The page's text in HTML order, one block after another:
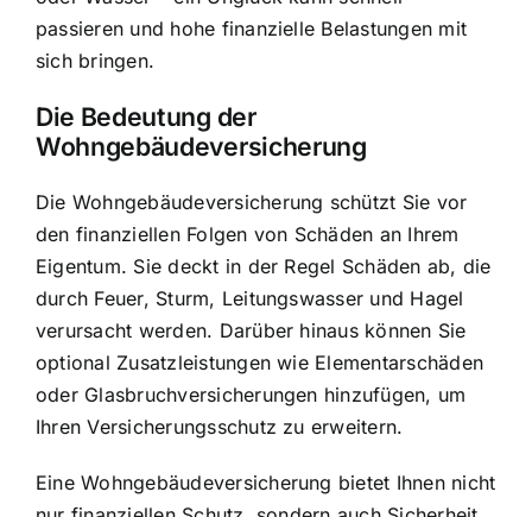
passieren und hohe finanzielle Belastungen mit
sich bringen.
Die Bedeutung der
Wohngebäudeversicherung
Die Wohngebäudeversicherung schützt Sie vor
den finanziellen Folgen von Schäden an Ihrem
Eigentum. Sie deckt in der Regel Schäden ab, die
durch Feuer, Sturm, Leitungswasser und Hagel
verursacht werden. Darüber hinaus können Sie
optional Zusatzleistungen wie Elementarschäden
oder Glasbruchversicherungen hinzufügen, um
Ihren Versicherungsschutz zu erweitern.
Eine Wohngebäudeversicherung bietet Ihnen nicht